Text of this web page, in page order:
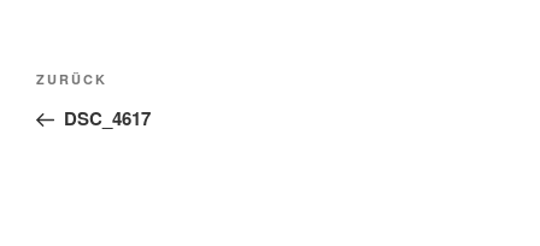
Beitragsnavigation
Vorheriger
Beitrag
ZURÜCK
DSC_4617